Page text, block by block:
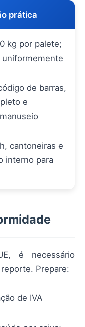
prática
kg por palete;
de barras,
e
cantoneiras e
interno para
é necessário
Prepare:
de IVA